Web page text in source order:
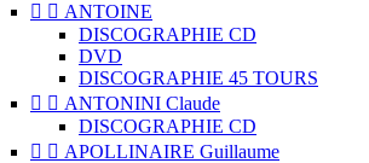
  ANTOINE
DISCOGRAPHIE CD
DVD
DISCOGRAPHIE 45 TOURS
  ANTONINI Claude
DISCOGRAPHIE CD
  APOLLINAIRE Guillaume